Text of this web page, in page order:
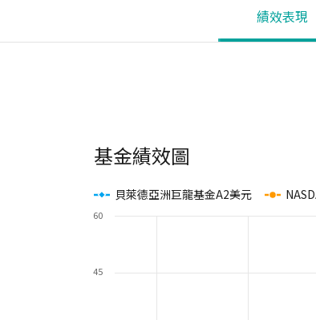
績效表現
基金績效圖
貝萊德亞洲巨龍基金A2美元
45
60